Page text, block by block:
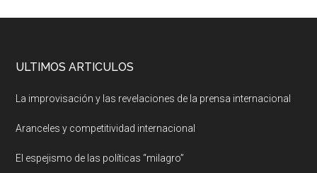
ULTIMOS ARTICULOS
La improvisación y las revelaciones de la prensa internacional
Aranceles y competitividad internacional
El espejismo de las políticas “milagro”